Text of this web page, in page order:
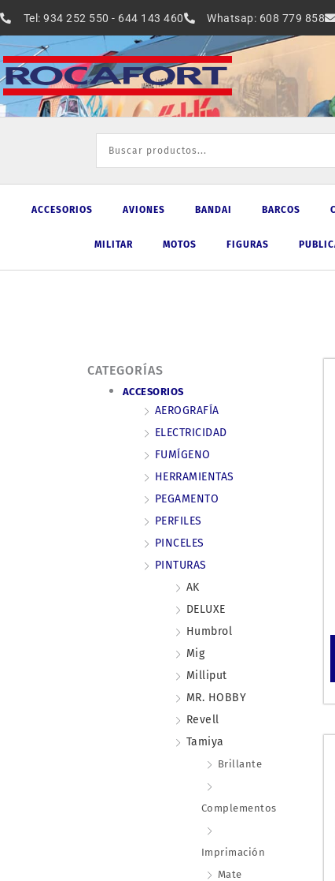
al
contenido
Tel: 934 252 550 - 644 143 460 Whatsap: 608 779 858
ACCESORIOS AVIONES BANDAI BARCOS
MILITAR MOTOS FIGURAS
CATEGORÍAS
ACCESORIOS
AEROGRAFÍA
ELECTRICIDAD
FUMÍGENO
HERRAMIENTAS
PEGAMENTO
PERFILES
PINCELES
PINTURAS
AK
DELUXE
Humbrol
Mig
Milliput
MR. HOBBY
Revell
Tamiya
Brillante
Complementos
Imprimación
Mate